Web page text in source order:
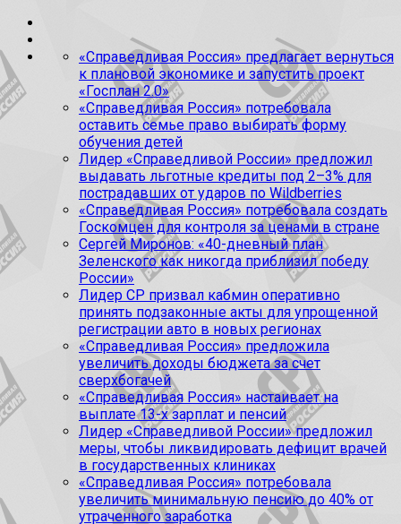
«Справедливая Россия» предлагает вернуться
к плановой экономике и запустить проект
«Госплан 2.0»
«Справедливая Россия» потребовала
оставить семье право выбирать форму
обучения детей
Лидер «Справедливой России» предложил
выдавать льготные кредиты под 2–3% для
пострадавших от ударов по Wildberries
«Справедливая Россия» потребовала создать
Госкомцен для контроля за ценами в стране
Сергей Миронов: «40-дневный план
Зеленского как никогда приблизил победу
России»
Лидер СР призвал кабмин оперативно
принять подзаконные акты для упрощенной
регистрации авто в новых регионах
«Справедливая Россия» предложила
увеличить доходы бюджета за счет
сверхбогачей
«Справедливая Россия» настаивает на
выплате 13-х зарплат и пенсий
Лидер «Справедливой России» предложил
меры, чтобы ликвидировать дефицит врачей
в государственных клиниках
«Справедливая Россия» потребовала
увеличить минимальную пенсию до 40% от
утраченного заработка